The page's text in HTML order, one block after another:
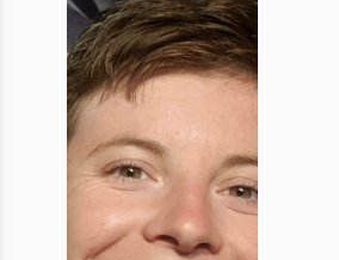
associé